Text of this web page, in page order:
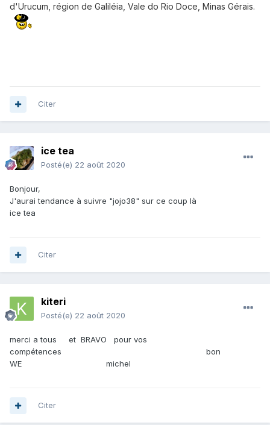
d'Urucum, région de Galiléia, Vale do Rio Doce, Minas Gérais.
Citer
ice tea
Posté(e) 22 août 2020
Bonjour,
J'aurai tendance à suivre "jojo38" sur ce coup là
ice tea
Citer
kiteri
Posté(e) 22 août 2020
merci a tous et BRAVO pour vos
compétences bon
WE michel
Citer